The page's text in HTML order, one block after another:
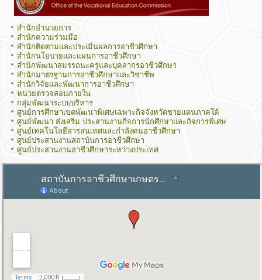
สำนักอำนวยการ
สำนักความร่วมมือ
สำนักติดตามและประเมินผลการอาชีวศึกษา
สำนักนโยบายและแผนการอาชีวศึกษา
สำนักพัฒนาสมรรถนะครูและบุคลากรอาชีวศึกษา
สำนักมาตรฐานการอาชีวศึกษาและวิชาชีพ
สำนักวิจัยและพัฒนาการอาชีวศึกษา
หน่วยตรวจสอบภายใน
กลุ่มพัฒนาระบบบริหาร
ศูนย์การศึกษาเขตพัฒนาพิเศษเฉพาะกิจจังหวัดชายแดนภาคใต้
ศูนย์พัฒนา ส่งเสริม ประสานงานกิจการนักศึกษาและกิจการพิเศษ
ศูนย์เทคโนโลยีสารสนเทศและกำลังคนอาชีวศึกษา
ศูนย์ประสานงานสถาบันการอาชีวศึกษา
ศูนย์ประสานงานอาชีวศึกษาระหว่างประเทศ